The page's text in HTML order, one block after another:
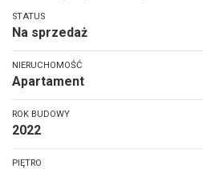
STATUS
Na sprzedaż
NIERUCHOMOŚĆ
Apartament
ROK BUDOWY
2022
PIĘTRO